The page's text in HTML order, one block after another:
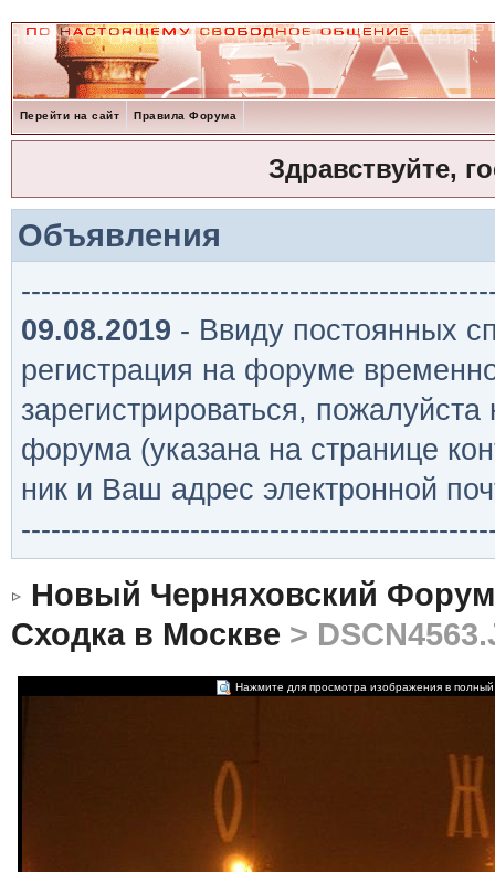
Перейти на сайт Правила Форума
Здравствуйте,
Объявления
09.08.2019 - Ввиду постоянных
регистрация на форуме
зарегистрироваться,
форума (указана на странице
ник и Ваш адрес электронной
Новый Черняховский Форум
Сходка в Москве >
Нажмите для просмотра изображения в